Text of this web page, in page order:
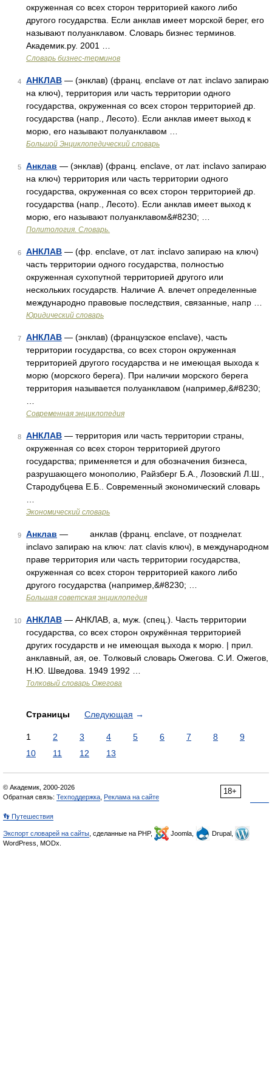
окруженная со всех сторон территорией какого либо
другого государства. Если анклав имеет морской берег, его
называют полуанклавом. Словарь бизнес терминов.
Академик.ру. 2001 …
Словарь бизнес-терминов
4 АНКЛАВ — (энклав) (франц. enclave от лат. inclavo запираю
на ключ), территория или часть территории одного
государства, окруженная со всех сторон территорией др.
государства (напр., Лесото). Если анклав имеет выход к
морю, его называют полуанклавом …
Большой Энциклопедический словарь
5 Анклав — (энклав) (франц. enclave, от лат. inclavo запираю
на ключ) территория или часть территории одного
государства, окруженная со всех сторон территорией др.
государства (напр., Лесото). Если анклав имеет выход к
морю, его называют полуанклавом&#8230; …
Политология. Словарь.
6 АНКЛАВ — (фр. enclave, от лат. inclavo запираю на ключ)
часть территории одного государства, полностью
окруженная сухопутной территорией другого или
нескольких государств. Наличие А. влечет определенные
международно правовые последствия, связанные, напр …
Юридический словарь
7 АНКЛАВ — (энклав) (французское enclave), часть
территории государства, со всех сторон окруженная
территорией другого государства и не имеющая выхода к
морю (морского берега). При наличии морского берега
территория называется полуанклавом (например,&#8230;
Современная энциклопедия
8 АНКЛАВ — территория или часть территории страны,
окруженная со всех сторон территорией другого
государства; применяется и для обозначения бизнеса,
разрушающего монополию, Райзберг Б.А., Лозовский Л.Ш.,
Стародубцева Е.Б.. Современный экономический словарь
Экономический словарь
9 Анклав — анклав (франц. enclave, от позднелат.
inclavo запираю на ключ: лат. clavis ключ), в международном
праве территория или часть территории государства,
окруженная со всех сторон территорией какого либо
другого государства (например,&#8230; …
Большая советская энциклопедия
10 АНКЛАВ — АНКЛАВ, а, муж. (спец.). Часть территории
государства, со всех сторон окружённая территорией
других государств и не имеющая выхода к морю. | прил.
анклавный, ая, ое. Толковый словарь Ожегова. С.И. Ожегов,
Н.Ю. Шведова. 1949 1992 …
Толковый словарь Ожегова
Страницы Следующая →
1 2 3 4 5 6 7 8
9
10
11 12 13
18+
© Академик, 2000-2026
Обратная связь: Техподдержка Реклама на сайте
👣 Путешествия
Экспорт словарей на сайты , сделанные на PHP, Joomla,
Drupal,
WordPress, MODx.